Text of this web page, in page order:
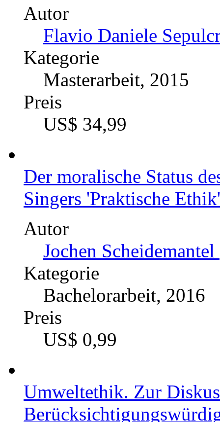
Klaus Alfred Hueber
Kategorie
Bachelorarbeit, 2017
Preis
US$ 18,99
"Designer Babies"?
moralische Bewertung
Autor
Michelle Klein
Kategorie
Masterarbeit, 2016
Preis